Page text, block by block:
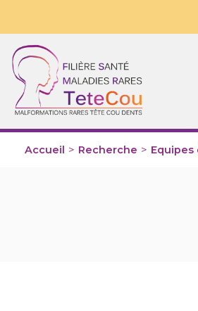
Accueil > Recherche >